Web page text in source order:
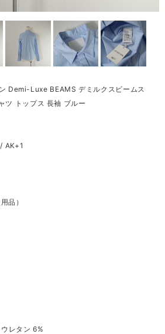
Demi-Luxe BEAMS デミルクスビームス
ツ トップス 長袖 ブルー
AK+1
品）
レタン 6%